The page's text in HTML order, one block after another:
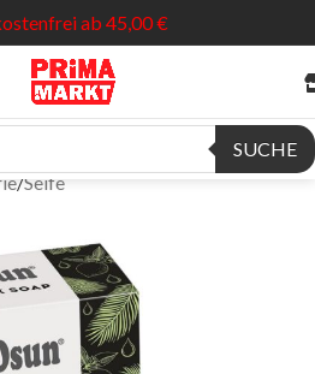
ab 45,00 €
SUCHE
/Seife